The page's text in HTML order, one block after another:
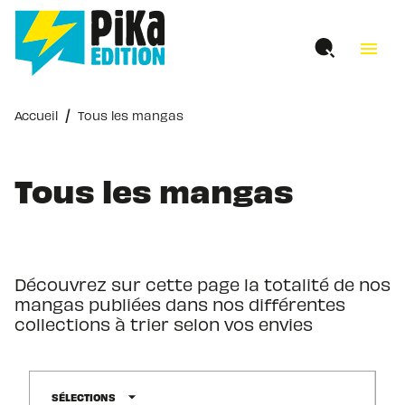
MENU RECHERCHE
PIED DE PAGE
menu
Accueil / Tous les mangas
Tous les mangas
Découvrez sur cette page la totalité de nos
mangas publiées dans nos différentes
collections à trier selon vos envies
SÉLECTIONS arrow_drop_down